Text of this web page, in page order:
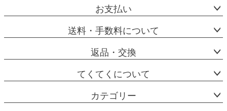
お支払い
送料・手数料について
返品・交換
てくてくについて
カテゴリー